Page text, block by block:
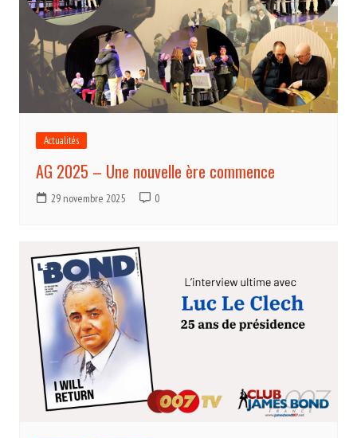
Actualités
AG 2025 – Une nouvelle ère commence
29 novembre 2025 0